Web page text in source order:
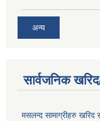
अन्य
सार्वजनिक
मसलन्द सामाग्रीहरु खरिद